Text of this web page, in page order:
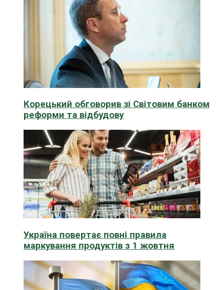
Корецький обговорив зі Світовим банком
реформи та відбудову
Україна повертає повні правила
маркування продуктів з 1 жовтня